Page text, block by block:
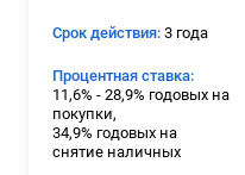
Срок действия: 3 года
Процентная ставка:
11,6% - 28,9% годовых на
покупки,
34,9% годовых на
снятие наличных